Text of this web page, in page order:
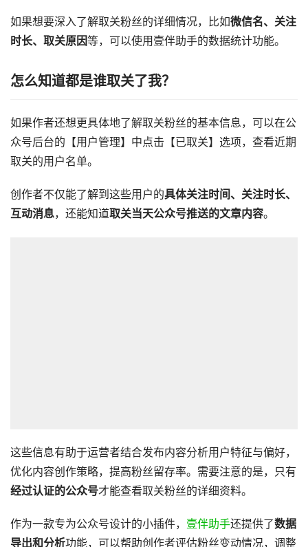
如果想要深入了解取关粉丝的详细情况，比如微信名、关注
时长、取关原因等，可以使用壹伴助手的数据统计功能。
怎么知道都是谁取关了我？
如果作者还想更具体地了解取关粉丝的基本信息，可以在公
众号后台的【用户管理】中点击【已取关】选项，查看近期
取关的用户名单。
创作者不仅能了解到这些用户的具体关注时间、关注时长、
互动消息，还能知道取关当天公众号推送的文章内容。
这些信息有助于运营者结合发布内容分析用户特征与偏好，
优化内容创作策略，提高粉丝留存率。需要注意的是，只有
经过认证的公众号才能查看取关粉丝的详细资料。
作为一款专为公众号设计的小插件， 壹伴助手还提供了数据
导出和分析功能，可以帮助创作者评估粉丝变动情况，调整